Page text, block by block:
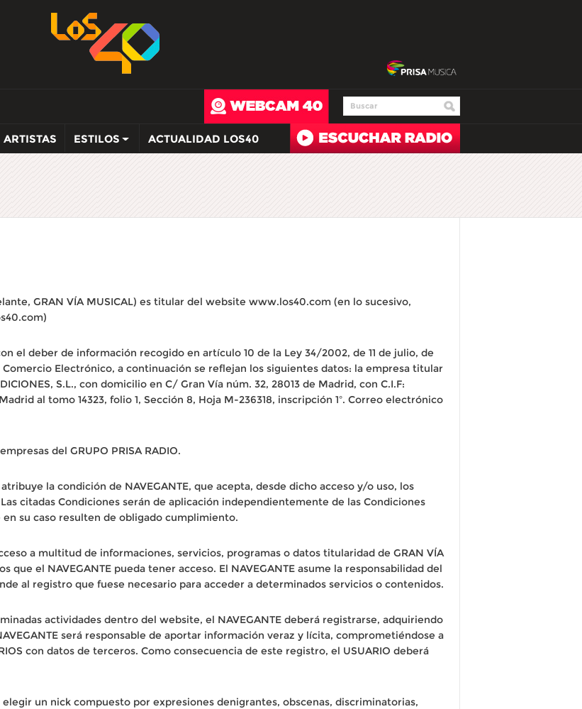
ARTISTAS ESTILOS ACTUALIDAD LOS40
GRAN VÍA MUSICAL) es titular del website www.los40.com (en lo sucesivo,
el deber de información recogido en artículo 10 de la Ley 34/2002, de 11 de julio, de
Electrónico, a continuación se reflejan los siguientes datos: la empresa titular
S.L., con domicilio en C/ Gran Vía núm. 32, 28013 de Madrid, con C.I.F:
al tomo 14323, folio 1, Sección 8, Hoja M-236318, inscripción 1º. Correo electrónico
del GRUPO PRISA RADIO.
la condición de NAVEGANTE, que acepta, desde dicho acceso y/o uso, los
citadas Condiciones serán de aplicación independientemente de las Condiciones
su caso resulten de obligado cumplimiento.
a multitud de informaciones, servicios, programas o datos titularidad de GRAN VÍA
que el NAVEGANTE pueda tener acceso. El NAVEGANTE asume la responsabilidad del
al registro que fuese necesario para acceder a determinados servicios o contenidos.
actividades dentro del website, el NAVEGANTE deberá registrarse, adquiriendo
será responsable de aportar información veraz y lícita, comprometiéndose a
con datos de terceros. Como consecuencia de este registro, el USUARIO deberá
un nick compuesto por expresiones denigrantes, obscenas, discriminatorias,